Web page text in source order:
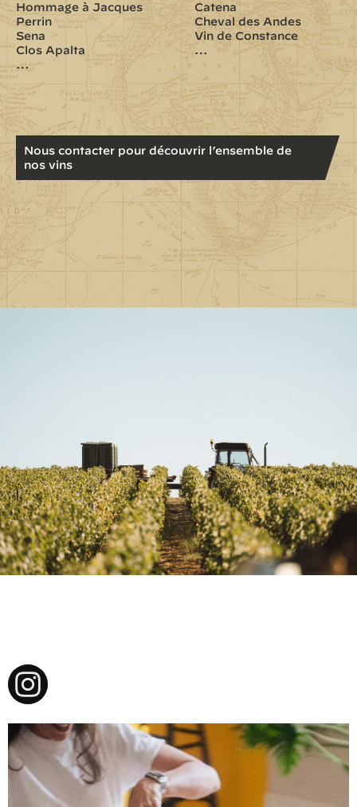
Hommage à Jacques
Perrin
Sena
Clos Apalta
…
Catena
Cheval des Andes
Vin de Constance
…
Nous contacter pour découvrir l’ensemble de
nos vins